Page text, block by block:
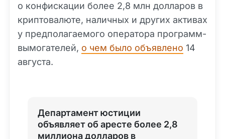
о конфискации более 2,8 млн долларов в
криптовалюте, наличных и других активах
у предполагаемого оператора программ-
вымогателей, о чем было объявлено 14
августа.
Департамент юстиции
объявляет об аресте более 2,8
миллиона долларов в